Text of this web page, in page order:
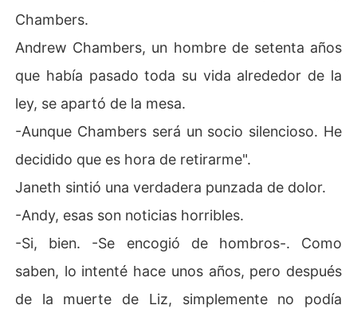
Chambers.
Andrew Chambers, un hombre de setenta años
que había pasado toda su vida alrededor de la
ley, se apartó de la mesa.
-Aunque Chambers será un socio silencioso. He
decidido que es hora de retirarme".
Janeth sintió una verdadera punzada de dolor.
-Andy, esas son noticias horribles.
-Si, bien. -Se encogió de hombros-. Como
saben, lo intenté hace unos años, pero después
de la muerte de Liz, simplemente no podía